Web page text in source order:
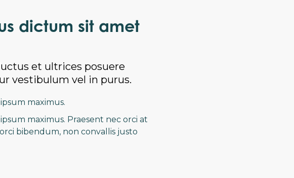
dictum sit amet
et ultrices posuere
vestibulum vel in purus.
maximus.
maximus. Praesent nec orci at
bibendum, non convallis justo